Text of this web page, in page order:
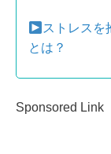
ストレスを
とは？
Sponsored Link